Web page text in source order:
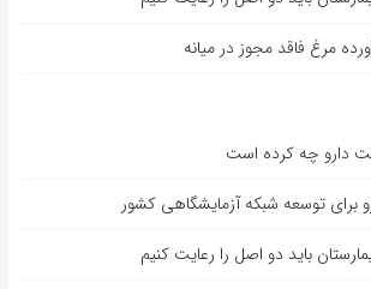
دارو چه کرده است
برای توسعه شبکه آزمایشگاهی کشور
باید دو اصل را رعایت کنیم